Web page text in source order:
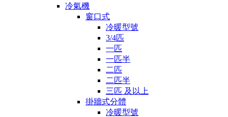
冷氣機
窗口式
冷暖型號
3/4匹
一匹
一匹半
二匹
二匹半
三匹 及以上
掛牆式分體
冷暖型號